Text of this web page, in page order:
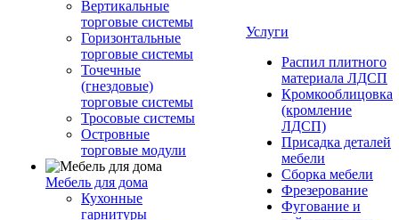
Вертикальные
торговые системы
Горизонтальные
торговые системы
Точечные
(гнездовые)
торговые системы
Тросовые системы
Островные
торговые модули
Мебель для дома
Кухонные
гарнитуры
Услуги
Распил плитного
материала ЛДСП
Кромкооблицовка
(кромление
ЛДСП)
Присадка деталей
мебели
Сборка мебели
Фрезерование
Фугование и